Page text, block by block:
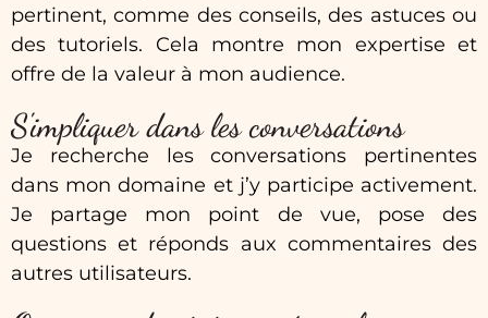
pertinent, comme des conseils, des astuces ou
des tutoriels. Cela montre mon expertise et
offre de la valeur à mon audience.
S'impliquer dans les conversations
Je recherche les conversations pertinentes
dans mon domaine et j’y participe activement.
Je partage mon point de vue, pose des
questions et réponds aux commentaires des
autres utilisateurs.